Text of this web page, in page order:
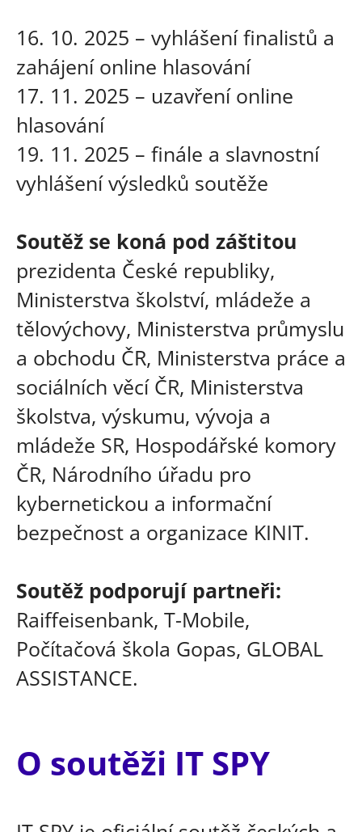
16. 10. 2025 – vyhlášení finalistů a
zahájení online hlasování
17. 11. 2025 – uzavření online
hlasování
19. 11. 2025 – finále a slavnostní
vyhlášení výsledků soutěže
Soutěž se koná pod záštitou
prezidenta České republiky,
Ministerstva školství, mládeže a
tělovýchovy, Ministerstva průmyslu
a obchodu ČR, Ministerstva práce a
sociálních věcí ČR, Ministerstva
školstva, výskumu, vývoja a
mládeže SR, Hospodářské komory
ČR, Národního úřadu pro
kybernetickou a informační
bezpečnost a organizace KINIT.
Soutěž podporují partneři:
Raiffeisenbank, T-Mobile,
Počítačová škola Gopas, GLOBAL
ASSISTANCE.
O soutěži IT SPY